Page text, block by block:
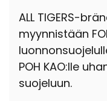
ALL TIGERS-
myynnistään
POH KAO:lle
suojeluun.